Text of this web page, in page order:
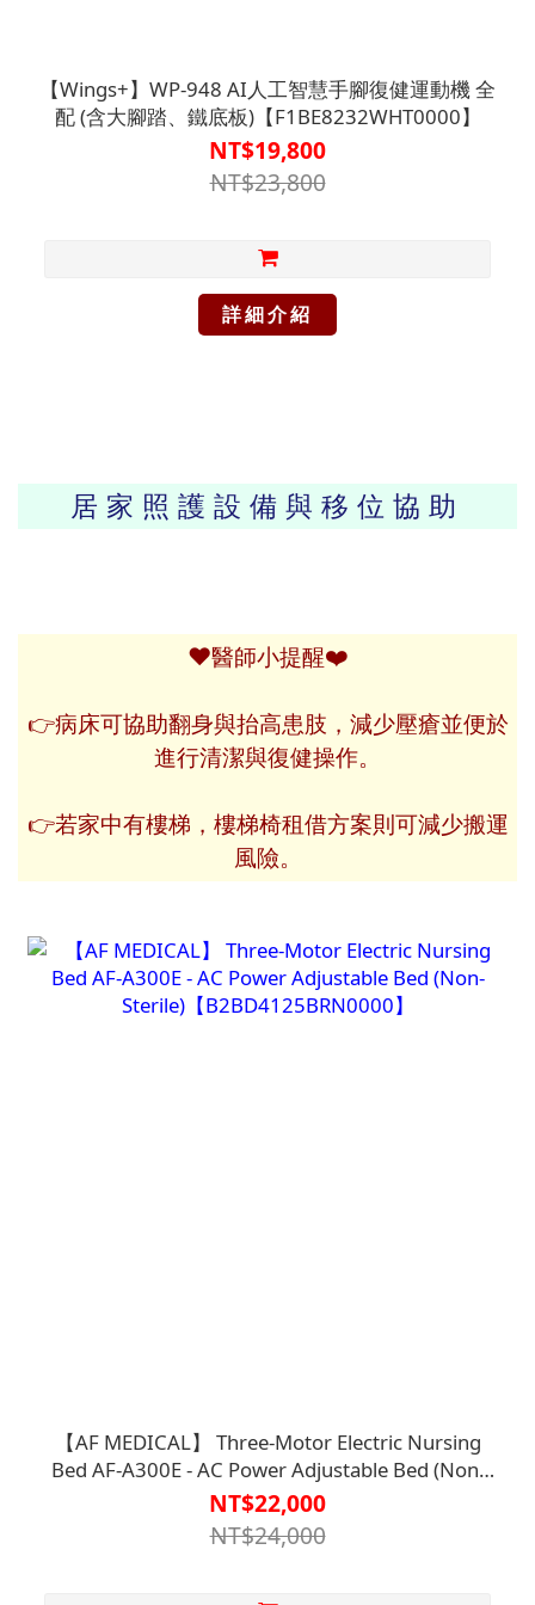
【Wings+】WP-948 AI人工智慧手腳復健運動機 全
配 (含大腳踏、鐵底板)【F1BE8232WHT0000】
NT$19,800
NT$23,800
詳細介紹
居家照護設備與移位協助
❤️醫師小提醒❤️
👉病床可協助翻身與抬高患肢，減少壓瘡並便於
進行清潔與復健操作。
👉若家中有樓梯，樓梯椅租借方案則可減少搬運
風險。
【AF MEDICAL】 Three-Motor Electric Nursing
Bed AF-A300E - AC Power Adjustable Bed (Non-
Sterile)【B2BD4125BRN0000】
NT$22,000
NT$24,000